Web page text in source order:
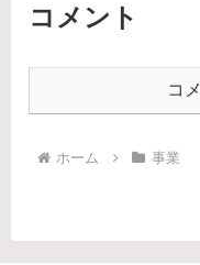
コメント
コ
ホーム 事業